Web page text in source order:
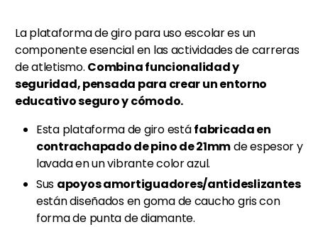
La plataforma de giro para uso escolar es un
componente esencial en las actividades de carreras
de atletismo. Combina funcionalidad y
seguridad, pensada para crear un entorno
educativo seguro y cómodo.
Esta plataforma de giro estáfabricada en
contrachapado de pino de 21mmde espesor y
lavada en un vibrante color azul.
Sus apoyos amortiguadores/antideslizantes
están diseñados en goma de caucho gris con
forma de punta de diamante.